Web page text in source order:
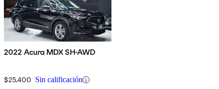
2022 Acura MDX SH-AWD
$25,400 Sin calificación